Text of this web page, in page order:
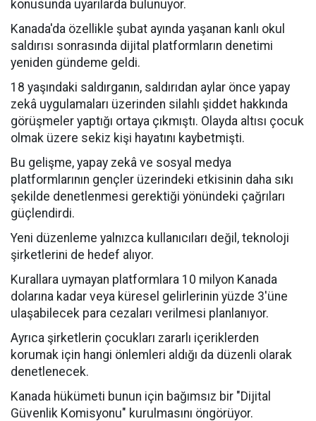
konusunda uyarılarda bulunuyor.
Kanada'da özellikle şubat ayında yaşanan kanlı okul
saldırısı sonrasında dijital platformların denetimi
yeniden gündeme geldi.
18 yaşındaki saldırganın, saldırıdan aylar önce yapay
zekâ uygulamaları üzerinden silahlı şiddet hakkında
görüşmeler yaptığı ortaya çıkmıştı. Olayda altısı çocuk
olmak üzere sekiz kişi hayatını kaybetmişti.
Bu gelişme, yapay zekâ ve sosyal medya
platformlarının gençler üzerindeki etkisinin daha sıkı
şekilde denetlenmesi gerektiği yönündeki çağrıları
güçlendirdi.
Yeni düzenleme yalnızca kullanıcıları değil, teknoloji
şirketlerini de hedef alıyor.
Kurallara uymayan platformlara 10 milyon Kanada
dolarına kadar veya küresel gelirlerinin yüzde 3'üne
ulaşabilecek para cezaları verilmesi planlanıyor.
Ayrıca şirketlerin çocukları zararlı içeriklerden
korumak için hangi önlemleri aldığı da düzenli olarak
denetlenecek.
Kanada hükümeti bunun için bağımsız bir "Dijital
Güvenlik Komisyonu" kurulmasını öngörüyor.